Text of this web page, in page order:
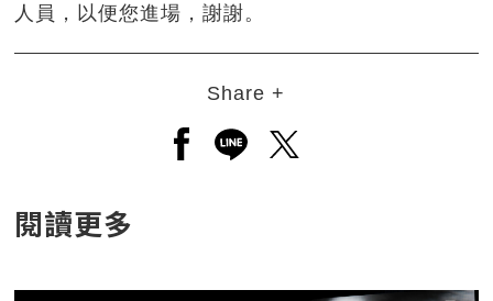
人員，以便您進場，謝謝。
Share +
另開新視窗分享至facebook
另開新視窗分享至line
另開新視窗分享至
閱讀更多